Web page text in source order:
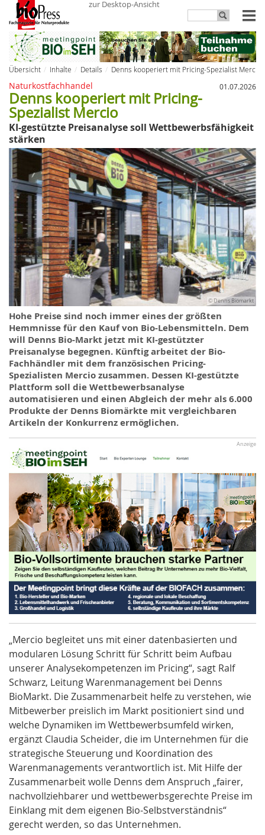
zur Desktop-Ansicht
Übersicht Inhalte Details Denns kooperiert mit Pricing-Spezialist Mercio
Naturkostfachhandel 01.07.2026
Denns kooperiert mit Pricing-
Spezialist Mercio
KI-gestützte Preisanalyse soll Wettbewerbsfähigkeit
stärken
© Denns Biomarkt
Hohe Preise sind noch immer eines der größten
Hemmnisse für den Kauf von Bio-Lebensmitteln. Dem
will Denns Bio-Markt jetzt mit KI-gestützter
Preisanalyse begegnen. Künftig arbeitet der Bio-
Fachhändler mit dem französischen Pricing-
Spezialisten Mercio zusammen. Dessen KI-gestützte
Plattform soll die Wettbewerbsanalyse
automatisieren und einen Abgleich der mehr als 6.000
Produkte der Denns Biomärkte mit vergleichbaren
Artikeln der Konkurrenz ermöglichen.
Anzeige
„Mercio begleitet uns mit einer datenbasierten und
modularen Lösung Schritt für Schritt beim Aufbau
unserer Analysekompetenzen im Pricing“, sagt Ralf
Schwarz, Leitung Warenmanagement bei Denns
BioMarkt. Die Zusammenarbeit helfe zu verstehen, wie
Mitbewerber preislich im Markt positioniert sind und
welche Dynamiken im Wettbewerbsumfeld wirken,
ergänzt Claudia Scheider, die im Unternehmen für die
strategische Steuerung und Koordination des
Warenmanagements verantwortlich ist. Mit Hilfe der
Zusammenarbeit wolle Denns dem Anspruch „fairer,
nachvollziehbarer und wettbewerbsgerechte Preise im
Einklang mit dem eigenen Bio-Selbstverständnis“
gerecht werden, so das Unternehmen.